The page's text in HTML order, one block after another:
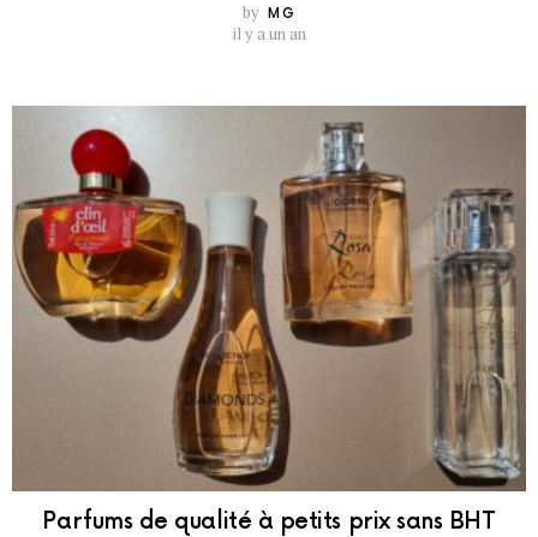
by MG
il y a un an
Parfums de qualité à petits prix sans BHT